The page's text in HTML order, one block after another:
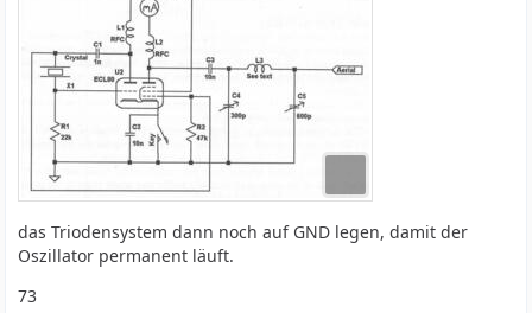
das Triodensystem dann noch auf GND legen, damit der
Oszillator permanent läuft.
73